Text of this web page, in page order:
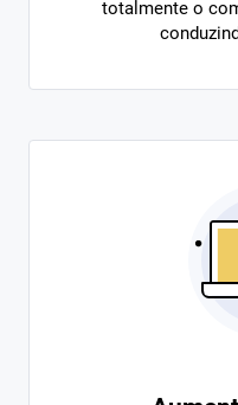
totalmente o